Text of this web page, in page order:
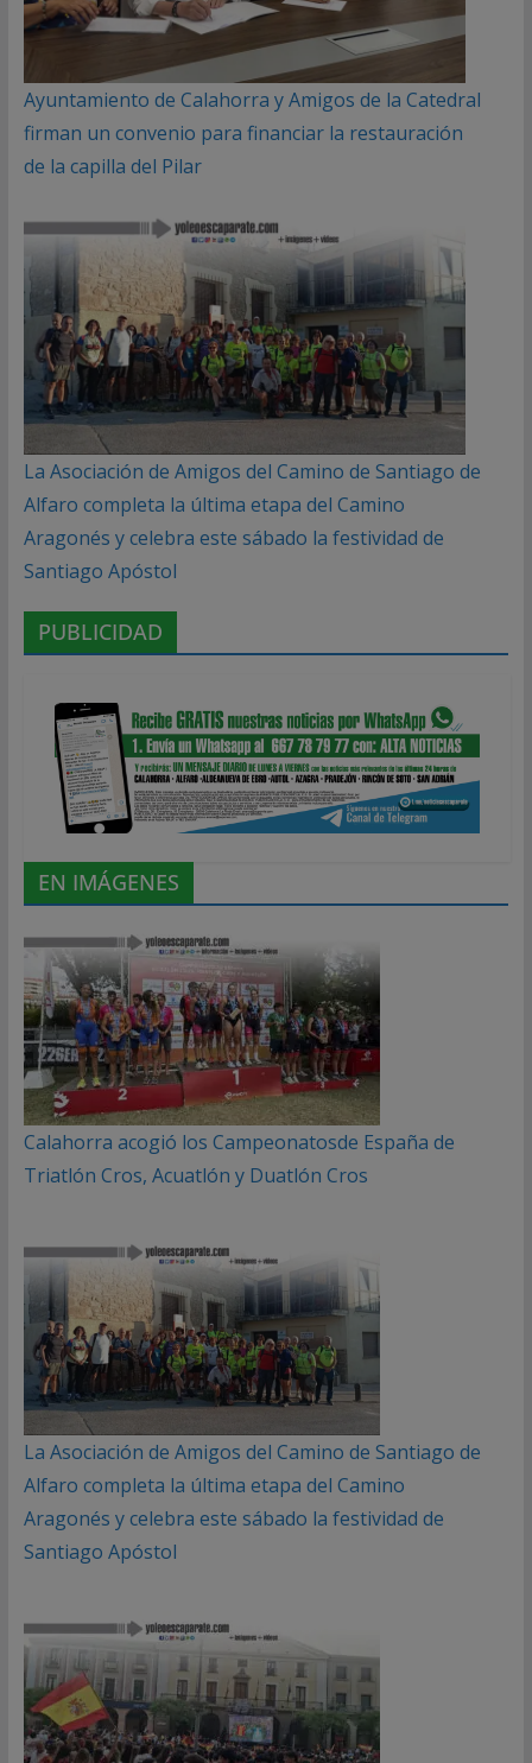
Ayuntamiento de Calahorra y Amigos de la Catedral
firman un convenio para financiar la restauración
de la capilla del Pilar
La Asociación de Amigos del Camino de Santiago de
Alfaro completa la última etapa del Camino
Aragonés y celebra este sábado la festividad de
Santiago Apóstol
PUBLICIDAD
EN IMÁGENES
Calahorra acogió los Campeonatosde España de
Triatlón Cros, Acuatlón y Duatlón Cros
La Asociación de Amigos del Camino de Santiago de
Alfaro completa la última etapa del Camino
Aragonés y celebra este sábado la festividad de
Santiago Apóstol